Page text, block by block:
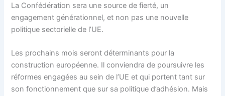
La Confédération sera une source de fierté, un
engagement générationnel, et non pas une nouvelle
politique sectorielle de l’UE.
Les prochains mois seront déterminants pour la
construction européenne. Il conviendra de poursuivre les
réformes engagées au sein de l’UE et qui portent tant sur
son fonctionnement que sur sa politique d’adhésion. Mais